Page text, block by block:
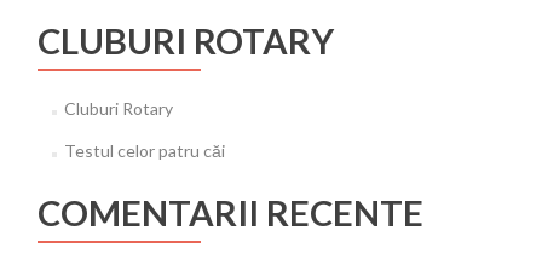
CLUBURI ROTARY
Cluburi Rotary
Testul celor patru căi
COMENTARII RECENTE